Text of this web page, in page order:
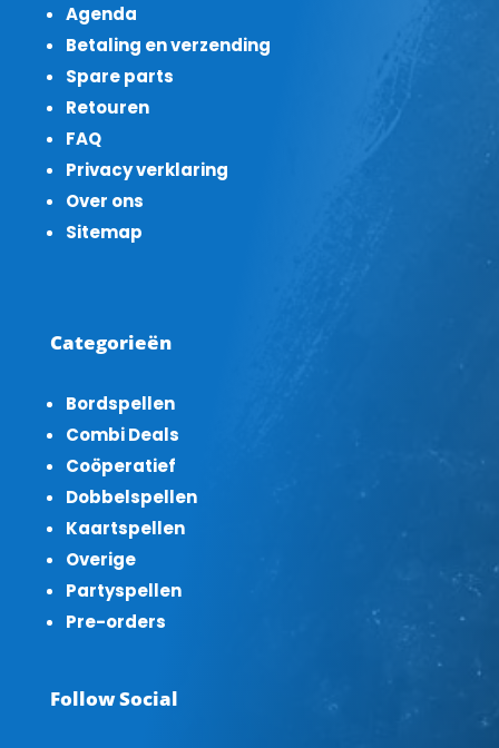
Agenda
Betaling en verzending
Spare parts
Retouren
FAQ
Privacy verklaring
Over ons
Sitemap
Categorieën
Bordspellen
Combi Deals
Coöperatief
Dobbelspellen
Kaartspellen
Overige
Partyspellen
Pre-orders
Follow Social